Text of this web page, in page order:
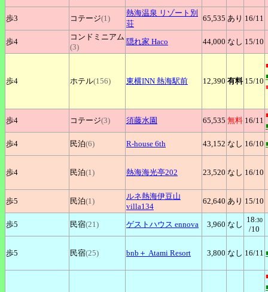
歩3 コテージ(1)
熱海温泉 リゾート別
荘
65,535 あり 16/11
歩4
コンドミニアム
(3)
隠れ家 Haco 44,000 なし 15/10
歩4 ホテル(156) 東横INN 熱海駅前 12,390 有料 15/10
歩4 コテージ(3) 須藤水園 65,535 無料 16/11
歩4
民泊(6) R-house 6th 43,152 なし 16/10
歩4 民泊(1) 熱海海光亭202 23,520 なし 16/10
歩5 民泊(1)
ルネ熱海伊豆山
villa134
62,640 あり 15/10
歩5 民宿(21) ゲストハウス ennova 3,960 なし
18:30
/10
歩5 民宿(25) bnb＋ Atami Resort 3,800 なし 16/11